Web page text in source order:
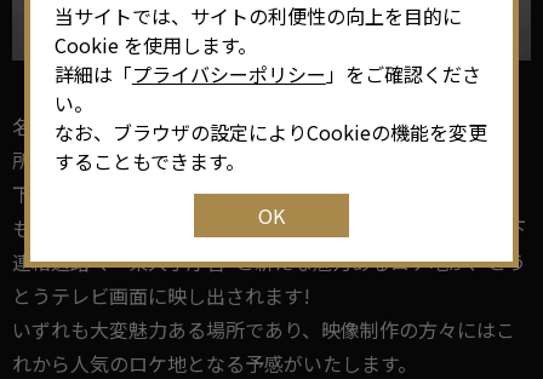
名古屋で一番多く撮影されている場所として「名古屋市役
所」は有名であり、本作品でも"貴賓室"、"2階北側廊
下"、"地下駐車場"とロケ地になっていますが、今まで1度
も撮影に使用されていない、「愛知県庁」の"講堂"、"地下
連絡通路"、"東大手庁舎"と新たな魅力あるロケ地が、とう
とうテレビ画面に映し出されます!
いずれも大変魅力ある場所であり、映像制作の方々にはこ
れから人気のロケ地となる予感がいたします。
当サイトでは、サイトの利便性の向上を目的に
Cookie を使用します。
詳細は「プライバシーポリシー」をご確認くださ
い。
なお、ブラウザの設定によりCookieの機能を変更
することもできます。
OK